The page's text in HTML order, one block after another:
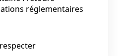
réglementaires